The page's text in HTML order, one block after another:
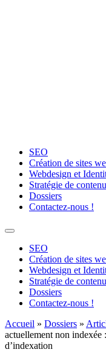
SEO
Création de sites
Webdesign et
Stratégie de
Dossiers
Contactez-nous !
SEO
Création de sites
Webdesign et
Stratégie de
Dossiers
Contactez-nous !
Accueil » Dossiers »
actuellement non indexée
d’indexation